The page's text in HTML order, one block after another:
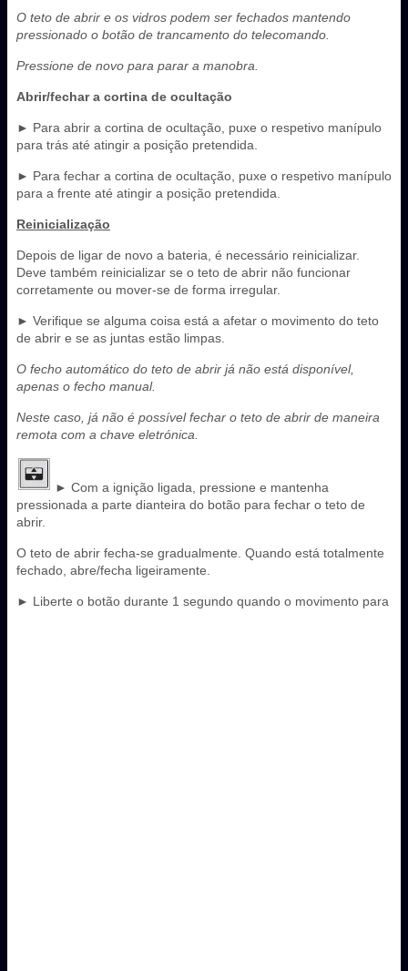
O teto de abrir e os vidros podem ser fechados mantendo
pressionado o botão de trancamento do telecomando.
Pressione de novo para parar a manobra.
Abrir/fechar a cortina de ocultação
► Para abrir a cortina de ocultação, puxe o respetivo manípulo
para trás até atingir a posição pretendida.
► Para fechar a cortina de ocultação, puxe o respetivo manípulo
para a frente até atingir a posição pretendida.
Reinicialização
Depois de ligar de novo a bateria, é necessário reinicializar.
Deve também reinicializar se o teto de abrir não funcionar
corretamente ou mover-se de forma irregular.
► Verifique se alguma coisa está a afetar o movimento do teto
de abrir e se as juntas estão limpas.
O fecho automático do teto de abrir já não está disponível,
apenas o fecho manual.
Neste caso, já não é possível fechar o teto de abrir de maneira
remota com a chave eletrónica.
► Com a ignição ligada, pressione e mantenha
pressionada a parte dianteira do botão para fechar o teto de
abrir.
O teto de abrir fecha-se gradualmente. Quando está totalmente
fechado, abre/fecha ligeiramente.
► Liberte o botão durante 1 segundo quando o movimento para